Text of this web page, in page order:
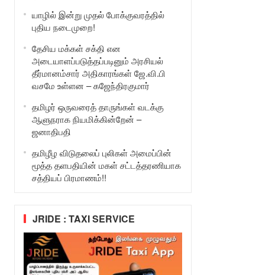
யாழில் இன்று முதல் போக்குவரத்தில்
புதிய நடைமுறை!
தேசிய மக்கள் சக்தி என
அடையாளப்படுத்தப்படினும் அரசியல்
தீர்மானம்சார் அதிகாரங்கள் ஜே.வி.பி
வசமே உள்ளன – கஜேந்திரகுமார்
தமிழர் ஒருவரைத் தாருங்கள் வடக்கு
ஆளுநராக நியமிக்கின்றேன் –
ஜனாதிபதி
தமிழீழ விடுதலைப் புலிகள் அமைப்பின்
மூத்த தளபதியின் மகள் சட்டத்தரணியாக
சத்தியப் பிரமாணம்!!
JRIDE : TAXI SERVICE